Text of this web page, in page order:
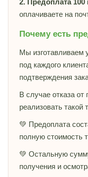
2. Предоплата 100
оплачиваете на
Почему есть
Мы изготавливаем
под каждого
подтверждения
В случае отказа
реализовать такой
💚 Предоплата
полную стоимость
💚 Остальную
получения и